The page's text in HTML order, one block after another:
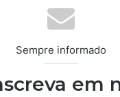
Sempre informado
em